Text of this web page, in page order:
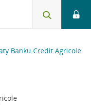
Banku Credit Agricole